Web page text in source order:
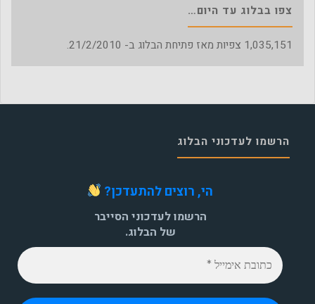
צפו בבלוג עד היום…
1,035,151 צפיות מאז פתיחת הבלוג ב- 21/2/2010.
הרשמו לעדכוני הבלוג
הי, רוצים להתעדכן?
הרשמו לעדכוני הסייבר
של הבלוג.